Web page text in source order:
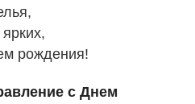
рождения!
с Днем